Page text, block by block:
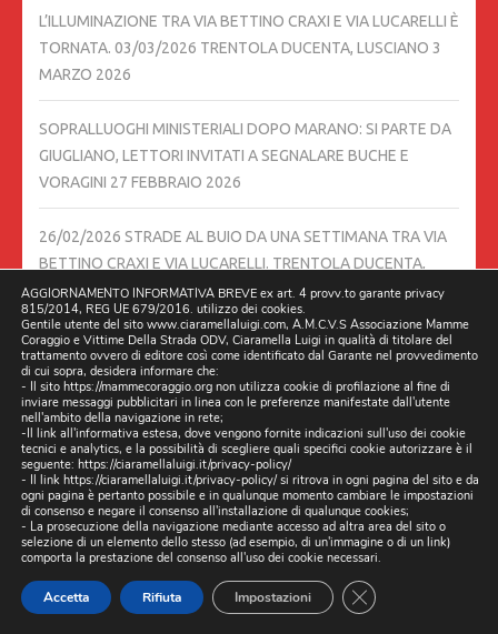
L’ILLUMINAZIONE TRA VIA BETTINO CRAXI E VIA LUCARELLI È
TORNATA. 03/03/2026 TRENTOLA DUCENTA, LUSCIANO 3
MARZO 2026
SOPRALLUOGHI MINISTERIALI DOPO MARANO: SI PARTE DA
GIUGLIANO, LETTORI INVITATI A SEGNALARE BUCHE E
VORAGINI 27 FEBBRAIO 2026
26/02/2026 STRADE AL BUIO DA UNA SETTIMANA TRA VIA
BETTINO CRAXI E VIA LUCARELLI. TRENTOLA DUCENTA,
LUSCIANO,26 FEBBRAIO 2026
IERI 25/02/2026 MIO COGNATO FAVICCHIO LUCIANO E
DECEDUTO, E CON IL CUORE A PEZZI STAMATTINA
26/02/2026 SONO STATO A FARE QUESTO SERVIZIO,
SPERANDO DI SALVARE DELLE VITE UMANE,
26 FEBBRAIO
2026
DIRETTA 24/02/2026 ORE 21:30 SU FACEBOOK E ALTRI
CANALI, CON DILLO A L’AVVOCATO DAVIDE TIROZZI,24
FEBBRAIO 2026
TESTIMONE LA PRESIDENTE ELENA RONZULLO A.M.C.V.S.
AGGIORNAMENTO INFORMATIVA BREVE ex art. 4 provv.to garante privacy
815/2014, REG UE 679/2016. utilizzo dei cookies.
Gentile utente del sito www.ciaramellaluigi.com, A.M.C.V.S Associazione Mamme
Coraggio e Vittime Della Strada ODV, Ciaramella Luigi in qualità di titolare del
trattamento ovvero di editore così come identificato dal Garante nel provvedimento
di cui sopra, desidera informare che:
- Il sito https://mammecoraggio.org non utilizza cookie di profilazione al fine di
inviare messaggi pubblicitari in linea con le preferenze manifestate dall'utente
nell'ambito della navigazione in rete;
-Il link all'informativa estesa, dove vengono fornite indicazioni sull'uso dei cookie
tecnici e analytics, e la possibilità di scegliere quali specifici cookie autorizzare è il
seguente: https://ciaramellaluigi.it/privacy-policy/
- Il link https://ciaramellaluigi.it/privacy-policy/si ritrova in ogni pagina del sito e da
ogni pagina è pertanto possibile e in qualunque momento cambiare le impostazioni
di consenso e negare il consenso all'installazione di qualunque cookies;
- La prosecuzione della navigazione mediante accesso ad altra area del sito o
selezione di un elemento dello stesso (ad esempio, di un'immagine o di un link)
comporta la prestazione del consenso all'uso dei cookie necessari.
Accetta Rifiuta Impostazioni CLOSE GDPR